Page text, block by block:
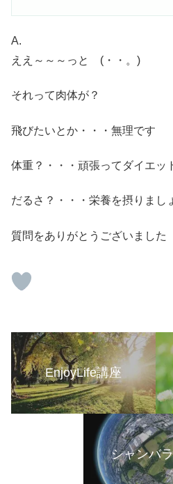
A.
ええ～～～っと (・・。)ゞ
それって肉体が？
飛びたいとか・・・無理です
体重？・・・頑張ってダイエッ
だるさ？・・・栄養を摂りまし
質問をありがとうございました
EnjoyLife講座
シャンバ